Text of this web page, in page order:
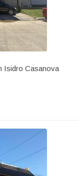
Isidro Casanova